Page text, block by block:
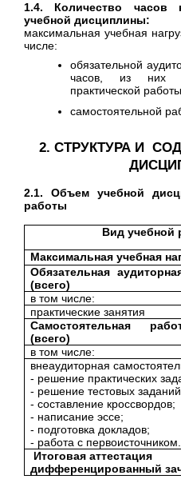
1.4. Количество часов
учебной дисциплины:
максимальная учебная
числе:
обязательной
часов, из них
практической
самостоятельной
2. СТРУКТУРА И
2.1. Объем учебной
работы
Вид учебной
Максимальная учебная
Обязательная
(всего)
в том числе:
практические занятия
Самостоятельная
(всего)
в том числе:
внеаудиторная
- решение практических
- решение тестовых
- составление кроссвордов;
- написание эссе;
- подготовка докладов;
- работа с первоисточником.
Итоговая
дифференцированный